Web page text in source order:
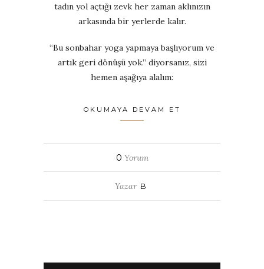
tadın yol açtığı zevk her zaman aklınızın
arkasında bir yerlerde kalır.
“Bu sonbahar yoga yapmaya başlıyorum ve
artık geri dönüşü yok.” diyorsanız, sizi
hemen aşağıya alalım:
OKUMAYA DEVAM ET
0 Yorum
Yazar B